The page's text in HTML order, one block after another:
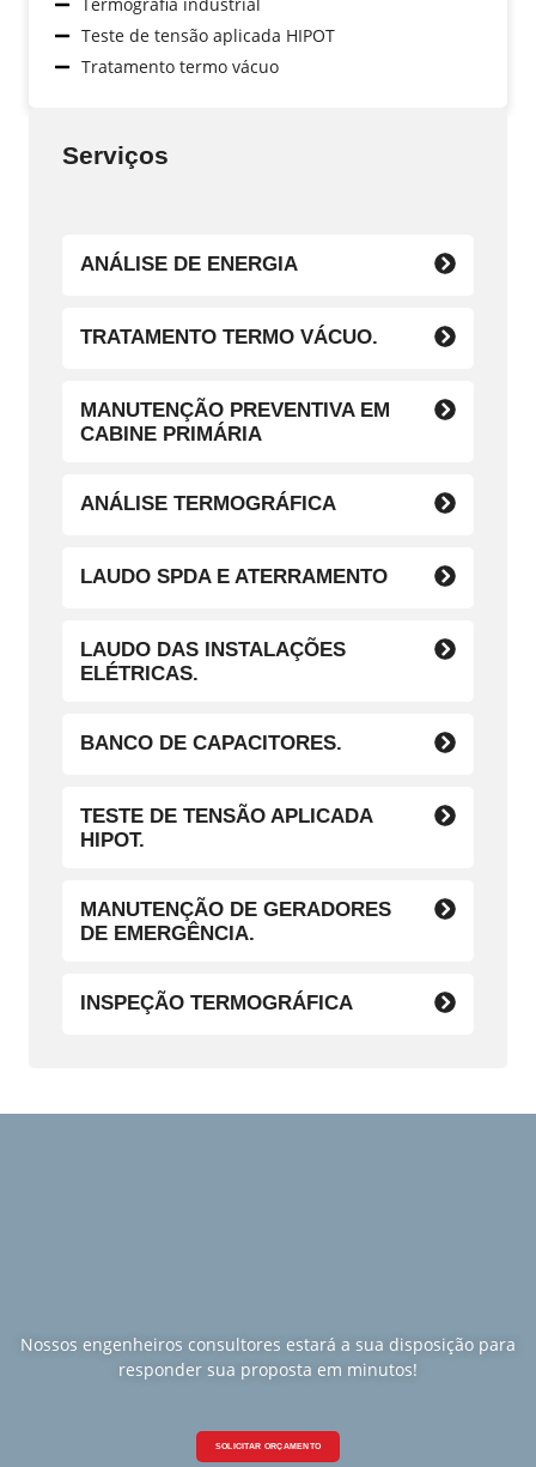
Termografia industrial
Teste de tensão aplicada HIPOT
Tratamento termo vácuo
Serviços
ANÁLISE DE ENERGIA
TRATAMENTO TERMO VÁCUO.
MANUTENÇÃO PREVENTIVA EM
CABINE PRIMÁRIA
ANÁLISE TERMOGRÁFICA
LAUDO SPDA E ATERRAMENTO
LAUDO DAS INSTALAÇÕES
ELÉTRICAS.
BANCO DE CAPACITORES.
TESTE DE TENSÃO APLICADA
HIPOT.
MANUTENÇÃO DE GERADORES
DE EMERGÊNCIA.
INSPEÇÃO TERMOGRÁFICA
Nossos engenheiros consultores estará a sua disposição para
responder sua proposta em minutos!
SOLICITAR ORÇAMENTO